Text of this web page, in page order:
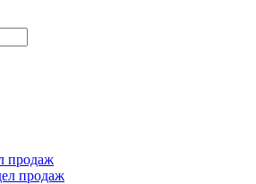
продаж
продаж